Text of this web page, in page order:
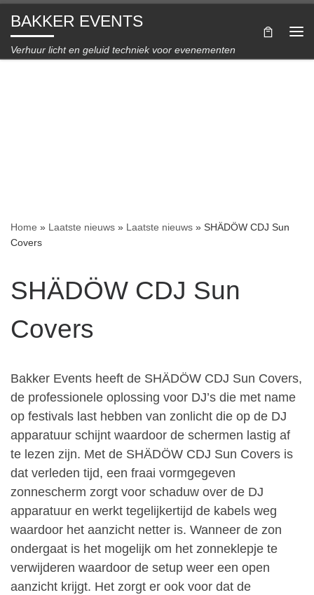
Ga naar inhoud
BAKKER EVENTS
Verhuur licht en geluid techniek voor evenementen
Home » Laatste nieuws » Laatste nieuws » SHÄDÖW CDJ Sun
Covers
SHÄDÖW CDJ Sun
Covers
Bakker Events heeft de SHÄDÖW CDJ Sun Covers,
de professionele oplossing voor DJ’s die met name
op festivals last hebben van zonlicht die op de DJ
apparatuur schijnt waardoor de schermen lastig af
te lezen zijn. Met de SHÄDÖW CDJ Sun Covers is
dat verleden tijd, een fraai vormgegeven
zonnescherm zorgt voor schaduw over de DJ
apparatuur en werkt tegelijkertijd de kabels weg
waardoor het aanzicht netter is. Wanneer de zon
ondergaat is het mogelijk om het zonneklepje te
verwijderen waardoor de setup weer een open
aanzicht krijgt. Het zorgt er ook voor dat de